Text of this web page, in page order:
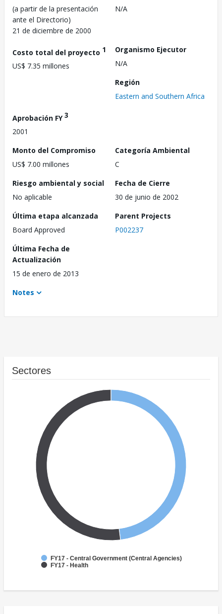
(a partir de la presentación
ante el Directorio)
21 de diciembre de 2000
N/A
Costo total del proyecto 1
US$ 7.35 millones
Organismo Ejecutor
N/A
Región
Eastern and Southern Africa
Aprobación FY3
2001
Monto del Compromiso
US$ 7.00 millones
Categoría Ambiental
C
Riesgo ambiental y social
No aplicable
Fecha de Cierre
30 de junio de 2002
Última etapa alcanzada
Board Approved
Parent Projects
P002237
Última Fecha de
Actualización
15 de enero de 2013
Notes
Sectores
FY17 - Central Government (Central Agencies)
FY17 - Health